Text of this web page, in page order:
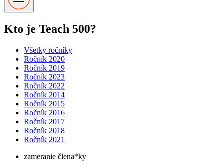
Kto je Teach 500?
Všetky ročníky
Ročník 2020
Ročník 2019
Ročník 2023
Ročník 2022
Ročník 2014
Ročník 2015
Ročník 2016
Ročník 2017
Ročník 2018
Ročník 2021
zameranie člena*ky